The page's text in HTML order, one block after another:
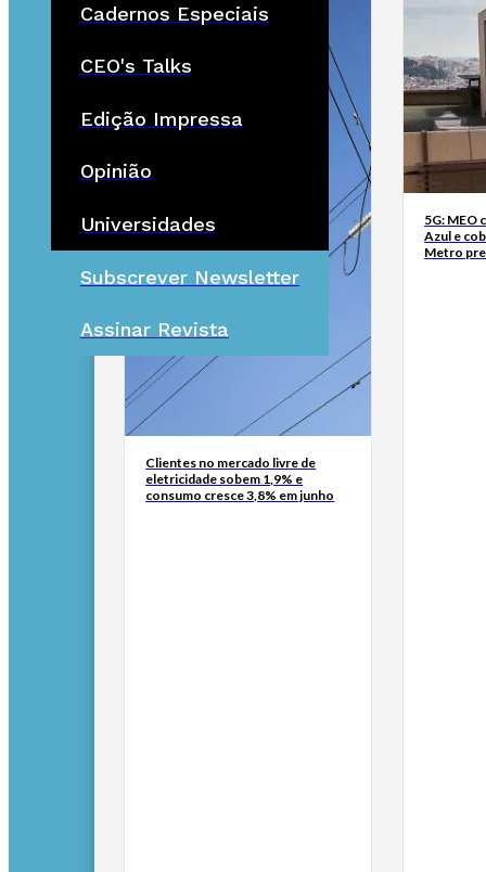
Cadernos Especiais
CEO's Talks
Edição Impressa
Opinião
Universidades
Subscrever Newsletter
Assinar Revista
Clientes no mercado livre de
eletricidade sobem 1,9% e
consumo cresce 3,8% em junho
5G: MEO
Azul e
Metro